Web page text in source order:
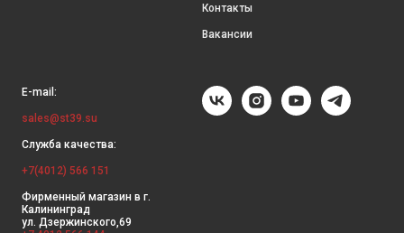
Контакты
Вакансии
E-mail:
sales@st39.su
Служба качества:
+7(4012) 566 151
Фирменный магазин в г.
Калининград
ул. Дзержинского,69